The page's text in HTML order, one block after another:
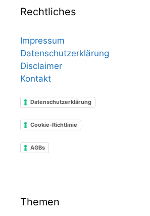
Rechtliches
Impressum
Datenschutzerklärung
Disclaimer
Kontakt
Datenschutzerklärung
Cookie-Richtlinie
AGBs
Themen